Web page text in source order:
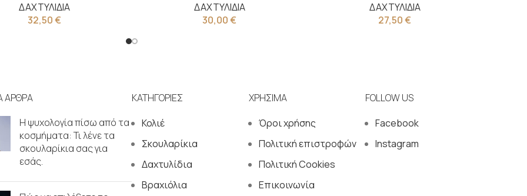
ΔΑΧΤΥΛΙΔΙΑ
32,50€
ΔΑΧΤΥΛΙΔΙΑ
30,00€
ΔΑΧΤΥΛΙΔΙΑ
27,50€
ΑΡΘΡΑ
Η ψυχολογία πίσω από τα
κοσμήματα: Τι λένε τα
σκουλαρίκια σας για
εσάς.
ΚΑΤΗΓΟΡΙΕΣ
Κολιέ
Σκουλαρίκια
Δαχτυλίδια
Βραχιόλια
ΧΡΗΣΙΜΑ
Όροι χρήσης
Πολιτική επιστροφών
Πολιτική Cookies
Επικοινωνία
FOLLOW US
Facebook
Instagram